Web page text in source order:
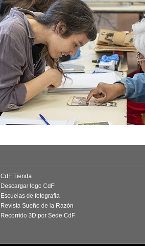
CdF Tienda
Descargar logo CdF
Escuelas de fotografía
Revista Sueño de la Razón
Recorrido 3D por Sede CdF